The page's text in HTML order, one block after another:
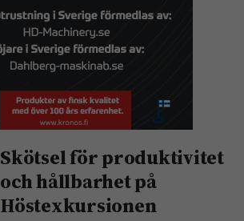
Skötsel för produktivitet
och hållbarhet på
Höstexkursionen